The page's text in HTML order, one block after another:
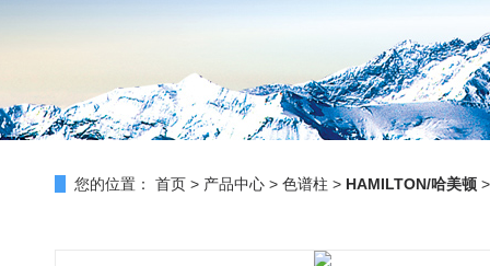
您的位置： 首页 > 产品中心 > 色谱柱 > HAMILTON/哈美顿